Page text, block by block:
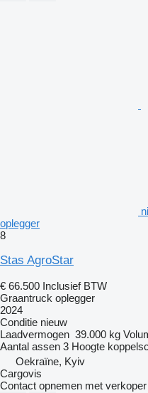
oplegger
8
Stas AgroStar
€ 66.500 Inclusief BTW
Graantruck oplegger
2024
Conditie nieuw
Laadvermogen 39.000 kg
Aantal assen 3 Hoogte
Oekraïne, Kyiv
Cargovis
Contact opnemen met verkoper